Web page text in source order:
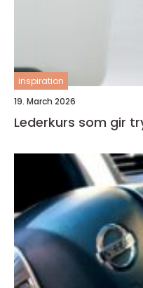
inspiration
19. March 2026
Lederkurs som gir